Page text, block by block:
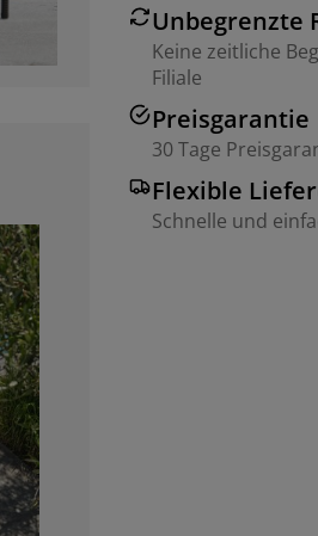
Unbegrenzte
Keine zeitliche
Filiale
Preisgarantie
30 Tage
Flexible
Schnelle und